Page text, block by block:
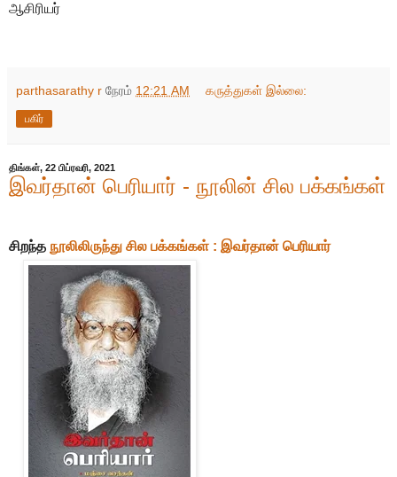
ஆசிரியர்
parthasarathy r நேரம் 12:21 AM கருத்துகள் இல்லை:
பகிர்
திங்கள், 22 பிப்ரவரி, 2021
இவர்தான் பெரியார் - நூலின் சில பக்கங்கள்
சிறந்த நூலிலிருந்து சில பக்கங்கள் : இவர்தான் பெரியார்